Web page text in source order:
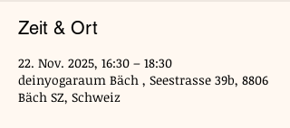
Zeit & Ort
22. Nov. 2025, 16:30 – 18:30
deinyogaraum Bäch , Seestrasse 39b, 8806
Bäch SZ, Schweiz